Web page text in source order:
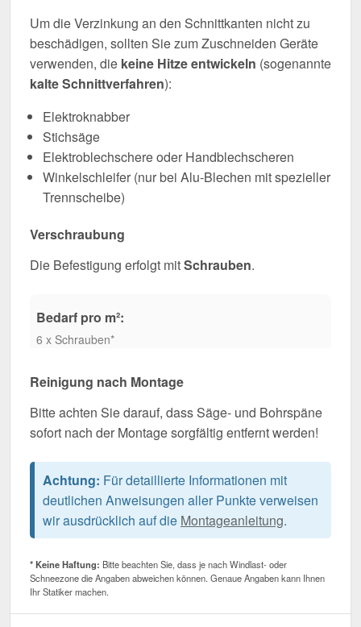
Um die Verzinkung an den Schnittkanten nicht zu
beschädigen, sollten Sie zum Zuschneiden Geräte
verwenden, die keine Hitze entwickeln (sogenannte
kalte Schnittverfahren):
Elektroknabber
Stichsäge
Elektroblechschere oder Handblechscheren
Winkelschleifer (nur bei Alu-Blechen mit spezieller
Trennscheibe)
Verschraubung
Die Befestigung erfolgt mitSchrauben.
Bedarf pro m²:
6 x Schrauben*
Reinigung nach Montage
Bitte achten Sie darauf, dass Säge- und Bohrspäne
sofort nach der Montage sorgfältig entfernt werden!
Achtung: Für detaillierte Informationen mit
deutlichen Anweisungen aller Punkte verweisen
wir ausdrücklich auf die Montageanleitung.
* Keine Haftung: Bitte beachten Sie, dass je nach Windlast- oder
Schneezone die Angaben abweichen können. Genaue Angaben kann Ihnen
Ihr Statiker machen.